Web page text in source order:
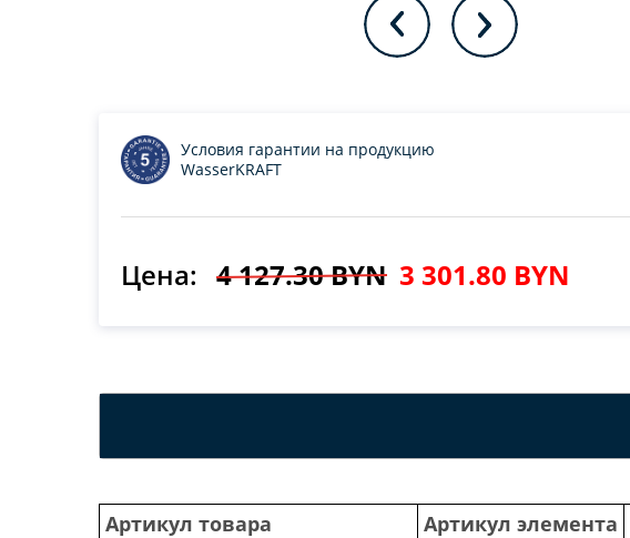
Условия гарантии на продукцию
WasserKRAFT
Цена: 4 127.30 BYN 3 301.80 BYN
Артикул товара
Артикул элемента